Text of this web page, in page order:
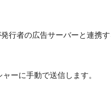
行者の広告サーバーと連携
ーに手動で送信します。